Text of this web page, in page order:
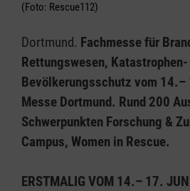
(Foto: Rescue112)
Dortmund. Fachmesse für
Rettungswesen, Katastrophen-
Bevölkerungsschutz vom
Messe Dortmund. Rund 200
Schwerpunkten Forschung &
Campus, Women in Rescue.
ERSTMALIG VOM 14.– 17.